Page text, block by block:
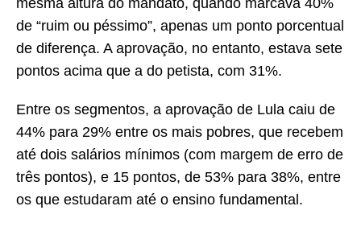
de “ruim ou péssimo”, apenas um ponto porcentual
de diferença. A aprovação, no entanto, estava sete
pontos acima que a do petista, com 31%.
Entre os segmentos, a aprovação de Lula caiu de
44% para 29% entre os mais pobres, que recebem
até dois salários mínimos (com margem de erro de
três pontos), e 15 pontos, de 53% para 38%, entre
os que estudaram até o ensino fundamental.